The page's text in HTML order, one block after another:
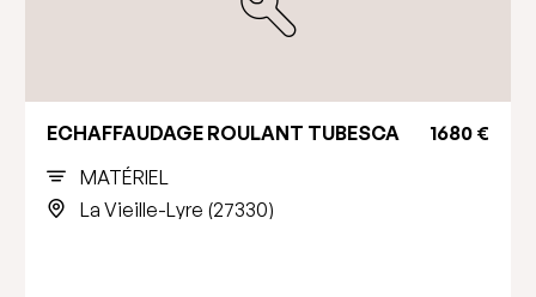
ECHAFFAUDAGE ROULANT TUBESCA
1680 €
MATÉRIEL
La Vieille-Lyre (27330)